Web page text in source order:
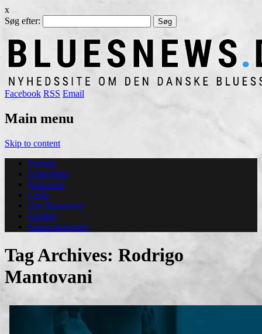
x
Søg efter:
Facebook RSS Email
Main menu
Skip to content
Forside
Udgivelser
Koncerter
Links
Om Bluesnews
English
Koncertkalender
Tag Archives: Rodrigo
Mantovani